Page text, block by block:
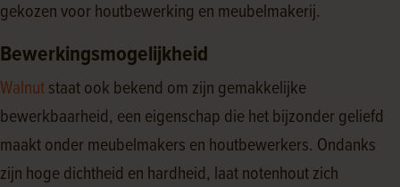
gekozen voor houtbewerking en meubelmakerij.
Bewerkingsmogelijkheid
Walnutstaat ook bekend om zijn gemakkelijke
bewerkbaarheid, een eigenschap die het bijzonder geliefd
maakt onder meubelmakers en houtbewerkers. Ondanks
zijn hoge dichtheid en hardheid, laat notenhout zich